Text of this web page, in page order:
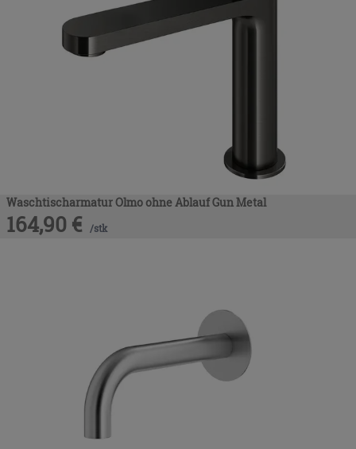
Waschtischarmatur Olmo ohne Ablauf Gun Metal
164,90 € /stk